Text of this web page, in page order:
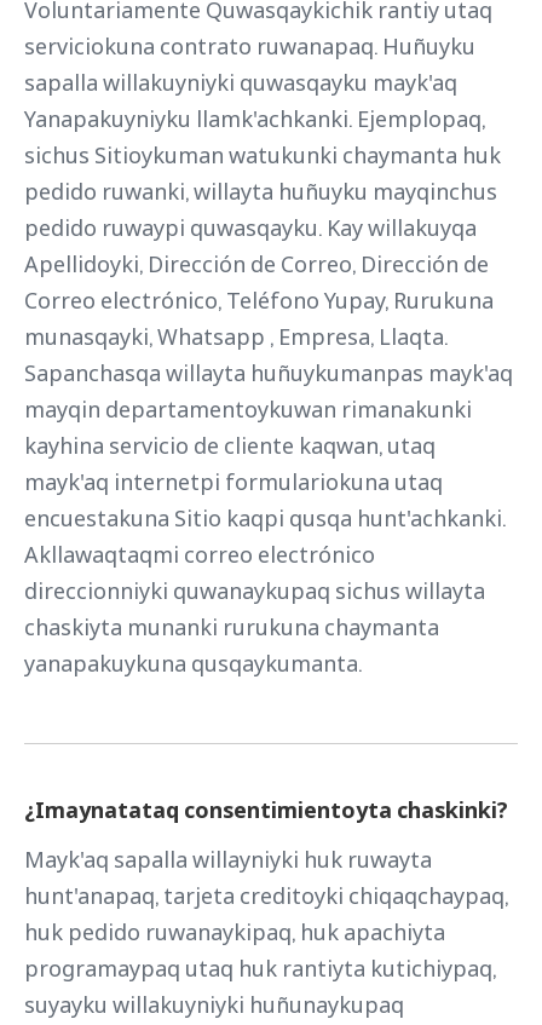
Voluntariamente Quwasqaykichik rantiy utaq
serviciokuna contrato ruwanapaq. Huñuyku
sapalla willakuyniyki quwasqayku mayk'aq
Yanapakuyniyku llamk'achkanki. Ejemplopaq,
sichus Sitioykuman watukunki chaymanta huk
pedido ruwanki, willayta huñuyku mayqinchus
pedido ruwaypi quwasqayku. Kay willakuyqa
Apellidoyki, Dirección de Correo, Dirección de
Correo electrónico, Teléfono Yupay, Rurukuna
munasqayki, Whatsapp , Empresa, Llaqta.
Sapanchasqa willayta huñuykumanpas mayk'aq
mayqin departamentoykuwan rimanakunki
kayhina servicio de cliente kaqwan, utaq
mayk'aq internetpi formulariokuna utaq
encuestakuna Sitio kaqpi qusqa hunt'achkanki.
Akllawaqtaqmi correo electrónico
direccionniyki quwanaykupaq sichus willayta
chaskiyta munanki rurukuna chaymanta
yanapakuykuna qusqaykumanta.
¿Imaynatataq consentimientoyta chaskinki?
Mayk'aq sapalla willayniyki huk ruwayta
hunt'anapaq, tarjeta creditoyki chiqaqchaypaq,
huk pedido ruwanaykipaq, huk apachiyta
programaypaq utaq huk rantiyta kutichiypaq,
suyayku willakuyniyki huñunaykupaq